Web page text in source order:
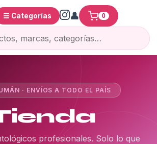
☰ Categorías 0
· ENVÍOS A TODO EL PAÍS
profesionales. Solo lo que